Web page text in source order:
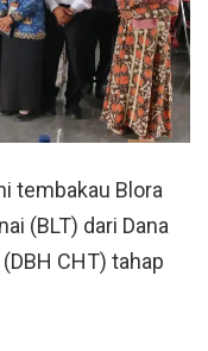
tembakau Blora
(BLT) dari Dana
CHT) tahap